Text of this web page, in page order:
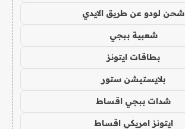
شحن لودو عن طريق الايدي
شعبية ببجي
بطاقات ايتونز
بلايستيشن ستور
شدات ببجي اقساط
ايتونز امريكي اقساط